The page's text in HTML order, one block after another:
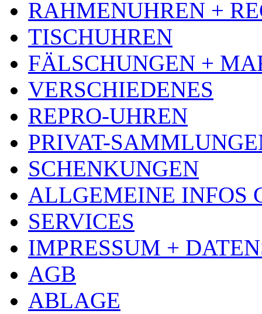
RAHMENUHREN +
TISCHUHREN
FÄLSCHUNGEN +
VERSCHIEDENES
REPRO-UHREN
PRIVAT-
SCHENKUNGEN
ALLGEMEINE INFOS
SERVICES
IMPRESSUM +
AGB
ABLAGE